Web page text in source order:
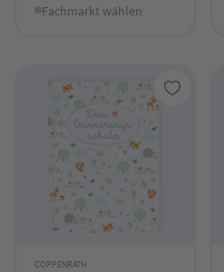
Fachmarkt wählen
COPPENRATH